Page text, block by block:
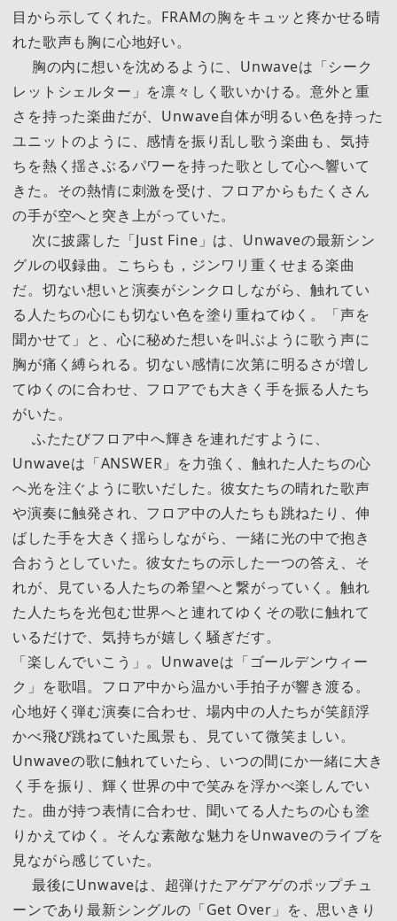
目から示してくれた。FRAMの胸をキュッと疼かせる晴
れた歌声も胸に心地好い。
胸の内に想いを沈めるように、Unwaveは「シーク
レットシェルター」を凛々しく歌いかける。意外と重
さを持った楽曲だが、Unwave自体が明るい色を持った
ユニットのように、感情を振り乱し歌う楽曲も、気持
ちを熱く揺さぶるパワーを持った歌として心へ響いて
きた。その熱情に刺激を受け、フロアからもたくさん
の手が空へと突き上がっていた。
次に披露した「Just Fine」は、Unwaveの最新シン
グルの収録曲。こちらも，ジンワリ重くせまる楽曲
だ。切ない想いと演奏がシンクロしながら、触れてい
る人たちの心にも切ない色を塗り重ねてゆく。「声を
聞かせて」と、心に秘めた想いを叫ぶように歌う声に
胸が痛く縛られる。切ない感情に次第に明るさが増し
てゆくのに合わせ、フロアでも大きく手を振る人たち
がいた。
ふたたびフロア中へ輝きを連れだすように、
Unwaveは「ANSWER」を力強く、触れた人たちの心
へ光を注ぐように歌いだした。彼女たちの晴れた歌声
や演奏に触発され、フロア中の人たちも跳ねたり、伸
ばした手を大きく揺らしながら、一緒に光の中で抱き
合おうとしていた。彼女たちの示した一つの答え、そ
れが、見ている人たちの希望へと繋がっていく。触れ
た人たちを光包む世界へと連れてゆくその歌に触れて
いるだけで、気持ちが嬉しく騒ぎだす。
「楽しんでいこう」。Unwaveは「ゴールデンウィー
ク」を歌唱。フロア中から温かい手拍子が響き渡る。
心地好く弾む演奏に合わせ、場内中の人たちが笑顔浮
かべ飛び跳ねていた風景も、見ていて微笑ましい。
Unwaveの歌に触れていたら、いつの間にか一緒に大き
く手を振り、輝く世界の中で笑みを浮かべ楽しんでい
た。曲が持つ表情に合わせ、聞いてる人たちの心も塗
りかえてゆく。そんな素敵な魅力をUnwaveのライブを
見ながら感じていた。
最後にUnwaveは、超弾けたアゲアゲのポップチュ
ーンであり最新シングルの「Get Over」を、思いきり